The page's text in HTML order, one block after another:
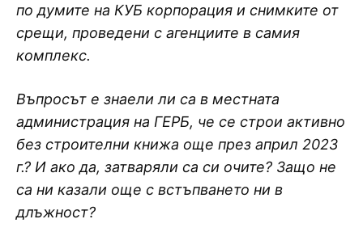
по думите на КУБ корпорация и снимките от
срещи, проведени с агенциите в самия
комплекс.
Въпросът е знаели ли са в местната
администрация на ГЕРБ, че се строи активно
без строителни книжа още през април 2023
г.? И ако да, затваряли са си очите? Защо не
са ни казали още с встъпването ни в
длъжност?